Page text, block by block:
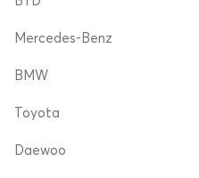
Mercedes-Benz
BMW
Toyota
Daewoo